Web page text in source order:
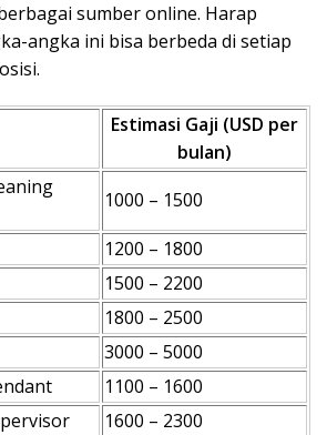
sumber online. Harap
angka ini bisa berbeda di setiap
Estimasi Gaji (USD per
bulan)
1000 – 1500
1200 – 1800
1500 – 2200
1800 – 2500
3000 – 5000
1100 – 1600
1600 – 2300